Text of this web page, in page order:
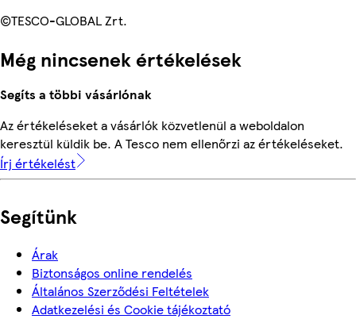
©TESCO-GLOBAL Zrt.
Még nincsenek értékelések
Segíts a többi vásárlónak
Az értékeléseket a vásárlók közvetlenül a weboldalon
keresztül küldik be. A Tesco nem ellenőrzi az értékeléseket.
Írj értékelést
Segítünk
Árak
Biztonságos online rendelés
Általános Szerződési Feltételek
Adatkezelési és Cookie tájékoztató